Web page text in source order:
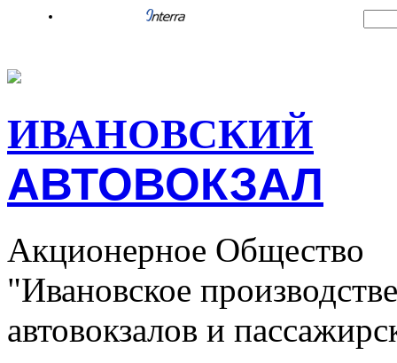
ИВАНОВСКИЙ
АВТОВОКЗАЛ
Акционерное Общество
"Ивановское
автовокзалов и